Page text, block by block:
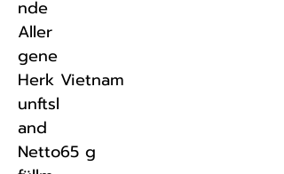
nde
Aller
gene
Herk
unftsl
and
Vietnam
Netto65 g